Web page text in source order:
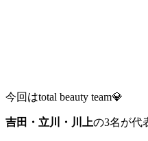
今回はtotal beauty team💎
吉田・立川・川上の3名が代